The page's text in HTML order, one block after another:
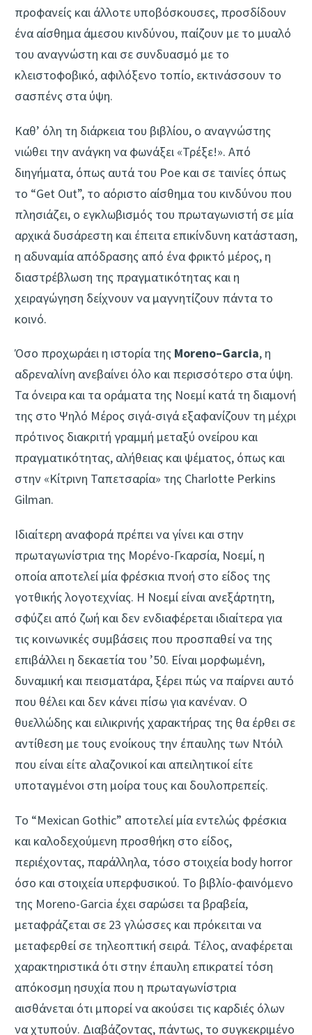
προφανείς και άλλοτε υποβόσκουσες, προσδίδουν
ένα αίσθημα άμεσου κινδύνου, παίζουν με το μυαλό
του αναγνώστη και σε συνδυασμό με το
κλειστοφοβικό, αφιλόξενο τοπίο, εκτινάσσουν το
σασπένς στα ύψη.
Καθ’ όλη τη διάρκεια του βιβλίου, ο αναγνώστης
νιώθει την ανάγκη να φωνάξει «Τρέξε!». Από
διηγήματα, όπως αυτά του Poe και σε ταινίες όπως
το “Get Out”, το αόριστο αίσθημα του κινδύνου που
πλησιάζει, ο εγκλωβισμός του πρωταγωνιστή σε μία
αρχικά δυσάρεστη και έπειτα επικίνδυνη κατάσταση,
η αδυναμία απόδρασης από ένα φρικτό μέρος, η
διαστρέβλωση της πραγματικότητας και η
χειραγώγηση δείχνουν να μαγνητίζουν πάντα το
κοινό.
Όσο προχωράει η ιστορία της Moreno–Garcia, η
αδρεναλίνη ανεβαίνει όλο και περισσότερο στα ύψη.
Τα όνειρα και τα οράματα της Νοεμί κατά τη διαμονή
της στο Ψηλό Μέρος σιγά-σιγά εξαφανίζουν τη μέχρι
πρότινος διακριτή γραμμή μεταξύ ονείρου και
πραγματικότητας, αλήθειας και ψέματος, όπως και
στην «Κίτρινη Ταπετσαρία» της Charlotte Perkins
Gilman.
Ιδιαίτερη αναφορά πρέπει να γίνει και στην
πρωταγωνίστρια της Μορένο-Γκαρσία, Νοεμί, η
οποία αποτελεί μία φρέσκια πνοή στο είδος της
γοτθικής λογοτεχνίας. Η Νοεμί είναι ανεξάρτητη,
σφύζει από ζωή και δεν ενδιαφέρεται ιδιαίτερα για
τις κοινωνικές συμβάσεις που προσπαθεί να της
επιβάλλει η δεκαετία του ’50. Είναι μορφωμένη,
δυναμική και πεισματάρα, ξέρει πώς να παίρνει αυτό
που θέλει και δεν κάνει πίσω για κανέναν. Ο
θυελλώδης και ειλικρινής χαρακτήρας της θα έρθει σε
αντίθεση με τους ενοίκους την έπαυλης των Ντόιλ
που είναι είτε αλαζονικοί και απειλητικοί είτε
υποταγμένοι στη μοίρα τους και δουλοπρεπείς.
Το “Mexican Gothic” αποτελεί μία εντελώς φρέσκια
και καλοδεχούμενη προσθήκη στο είδος,
περιέχοντας, παράλληλα, τόσο στοιχεία body horror
όσο και στοιχεία υπερφυσικού. Το βιβλίο-φαινόμενο
της Moreno-Garcia έχει σαρώσει τα βραβεία,
μεταφράζεται σε 23 γλώσσες και πρόκειται να
μεταφερθεί σε τηλεοπτική σειρά. Τέλος, αναφέρεται
χαρακτηριστικά ότι στην έπαυλη επικρατεί τόση
απόκοσμη ησυχία που η πρωταγωνίστρια
αισθάνεται ότι μπορεί να ακούσει τις καρδιές όλων
να χτυπούν. Διαβάζοντας, πάντως, το συγκεκριμένο